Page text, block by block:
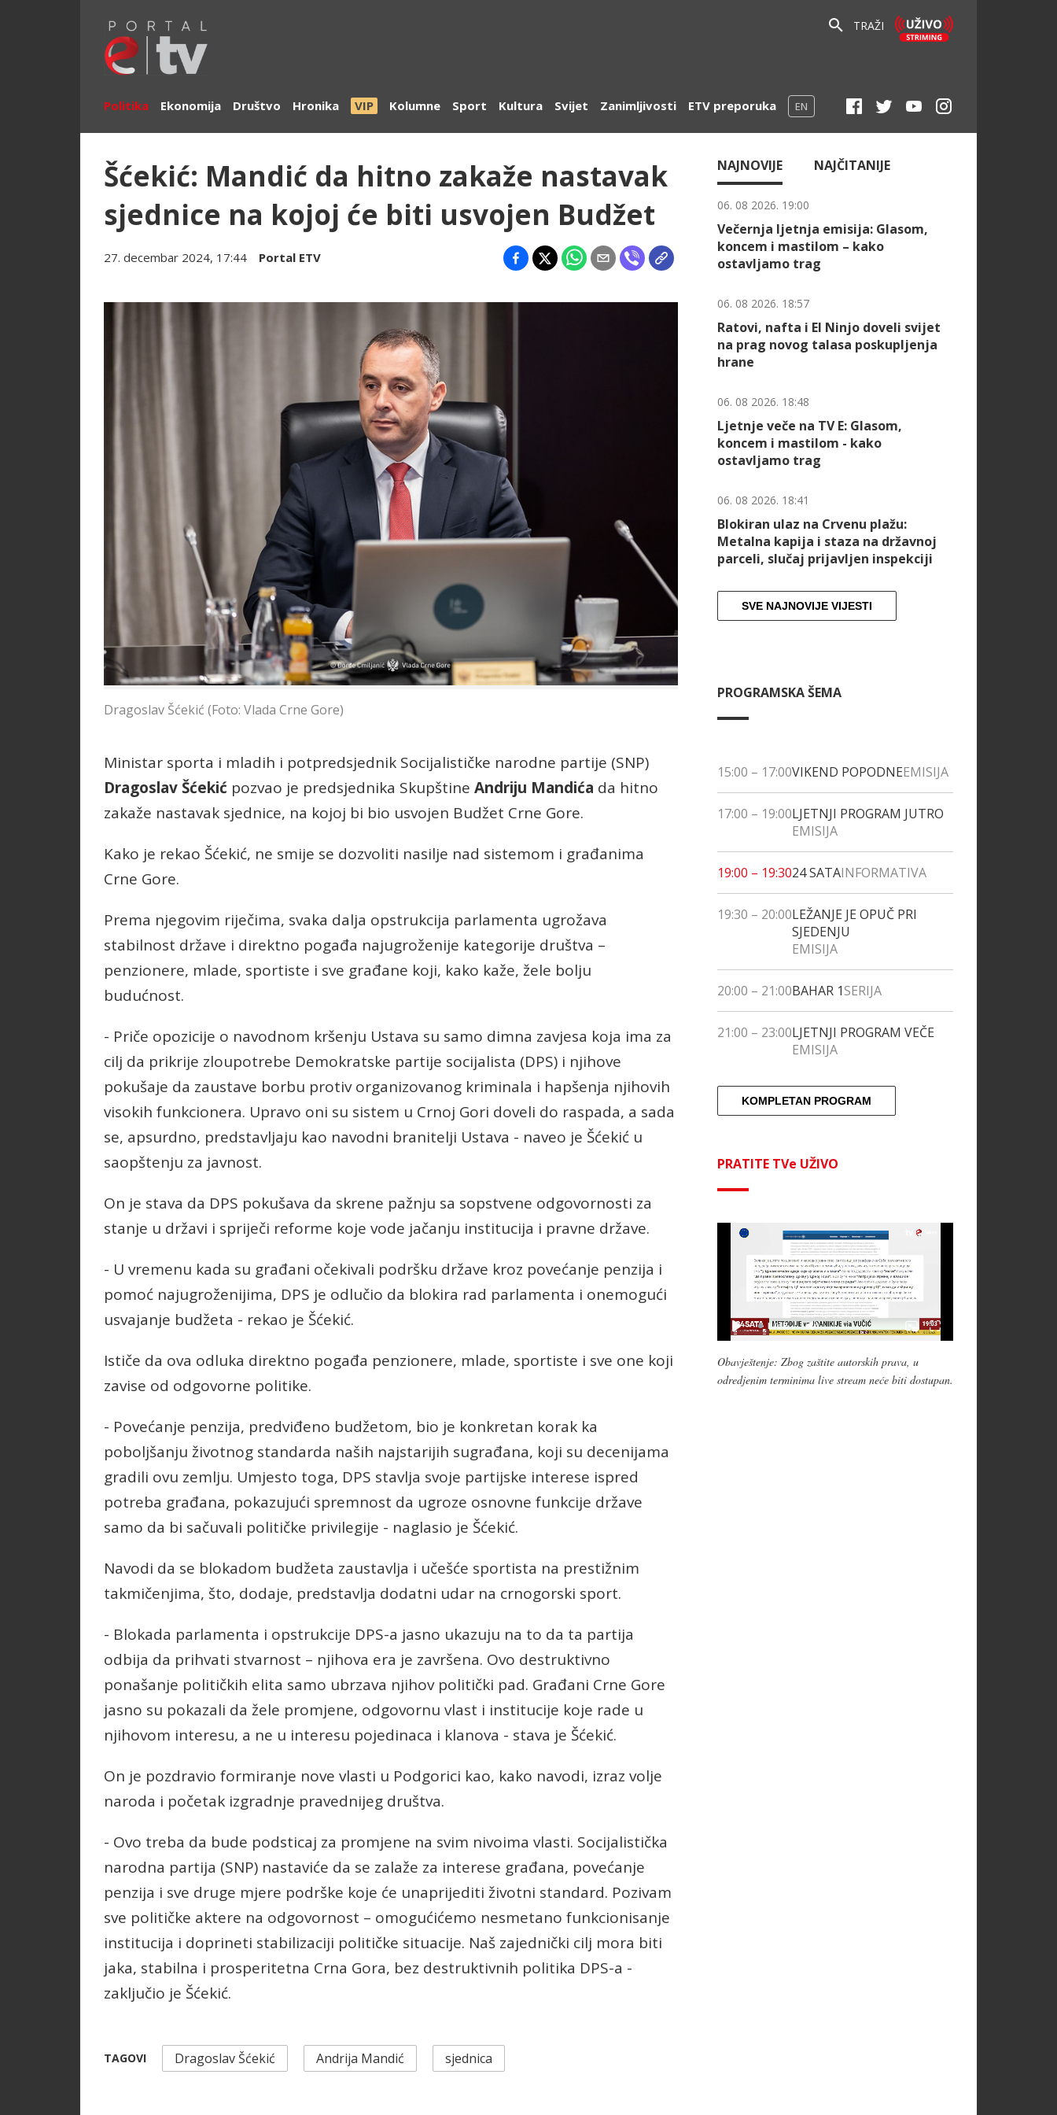
TRAŽI
Politika Ekonomija Društvo Hronika VIP Kolumne Sport Kultura Svijet Zanimljivosti ETV preporuka EN
Šćekić: Mandić da hitno zakaže nastavak
sjednice na kojoj će biti usvojen Budžet
27. decembar 2024, 17:44 Portal ETV
Dragoslav Šćekić (Foto: Vlada Crne Gore)
Ministar sporta i mladih i potpredsjednik Socijalističke narodne partije (SNP)
Dragoslav Šćekić pozvao je predsjednika Skupštine Andriju Mandića da hitno
zakaže nastavak sjednice, na kojoj bi bio usvojen Budžet Crne Gore.
Kako je rekao Šćekić, ne smije se dozvoliti nasilje nad sistemom i građanima
Crne Gore.
Prema njegovim riječima, svaka dalja opstrukcija parlamenta ugrožava
stabilnost države i direktno pogađa najugroženije kategorije društva –
penzionere, mlade, sportiste i sve građane koji, kako kaže, žele bolju
budućnost.
- Priče opozicije o navodnom kršenju Ustava su samo dimna zavjesa koja ima za
cilj da prikrije zloupotrebe Demokratske partije socijalista (DPS) i njihove
pokušaje da zaustave borbu protiv organizovanog kriminala i hapšenja njihovih
visokih funkcionera. Upravo oni su sistem u Crnoj Gori doveli do raspada, a sada
se, apsurdno, predstavljaju kao navodni branitelji Ustava - naveo je Šćekić u
saopštenju za javnost.
On je stava da DPS pokušava da skrene pažnju sa sopstvene odgovornosti za
stanje u državi i spriječi reforme koje vode jačanju institucija i pravne države.
- U vremenu kada su građani očekivali podršku države kroz povećanje penzija i
pomoć najugroženijima, DPS je odlučio da blokira rad parlamenta i onemogući
usvajanje budžeta - rekao je Šćekić.
Ističe da ova odluka direktno pogađa penzionere, mlade, sportiste i sve one koji
zavise od odgovorne politike.
- Povećanje penzija, predviđeno budžetom, bio je konkretan korak ka
poboljšanju životnog standarda naših najstarijih sugrađana, koji su decenijama
gradili ovu zemlju. Umjesto toga, DPS stavlja svoje partijske interese ispred
potreba građana, pokazujući spremnost da ugroze osnovne funkcije države
samo da bi sačuvali političke privilegije - naglasio je Šćekić.
Navodi da se blokadom budžeta zaustavlja i učešće sportista na prestižnim
takmičenjima, što, dodaje, predstavlja dodatni udar na crnogorski sport.
- Blokada parlamenta i opstrukcije DPS-a jasno ukazuju na to da ta partija
odbija da prihvati stvarnost – njihova era je završena. Ovo destruktivno
ponašanje političkih elita samo ubrzava njihov politički pad. Građani Crne Gore
jasno su pokazali da žele promjene, odgovornu vlast i institucije koje rade u
njihovom interesu, a ne u interesu pojedinaca i klanova - stava je Šćekić.
On je pozdravio formiranje nove vlasti u Podgorici kao, kako navodi, izraz volje
naroda i početak izgradnje pravednijeg društva.
- Ovo treba da bude podsticaj za promjene na svim nivoima vlasti. Socijalistička
narodna partija (SNP) nastaviće da se zalaže za interese građana, povećanje
penzija i sve druge mjere podrške koje će unaprijediti životni standard. Pozivam
sve političke aktere na odgovornost – omogućićemo nesmetano funkcionisanje
institucija i doprineti stabilizaciji političke situacije. Naš zajednički cilj mora biti
jaka, stabilna i prosperitetna Crna Gora, bez destruktivnih politika DPS-a -
zaključio je Šćekić.
TAGOVI Dragoslav Šćekić Andrija Mandić sjednica
NAJNOVIJE NAJČITANIJE
06. 08 2026. 19:00
Večernja ljetnja emisija: Glasom,
koncem i mastilom – kako
ostavljamo trag
06. 08 2026. 18:57
Ratovi, nafta i El Ninjo doveli svijet
na prag novog talasa poskupljenja
hrane
06. 08 2026. 18:48
Ljetnje veče na TV E: Glasom,
koncem i mastilom - kako
ostavljamo trag
06. 08 2026. 18:41
Blokiran ulaz na Crvenu plažu:
Metalna kapija i staza na državnoj
parceli, slučaj prijavljen inspekciji
SVE NAJNOVIJE VIJESTI
PROGRAMSKA ŠEMA
15:00 – 17:00VIKEND POPODNEEMISIJA
17:00 – 19:00LJETNJI PROGRAM JUTRO
EMISIJA
19:00 – 19:3024 SATAINFORMATIVA
19:30 – 20:00LEŽANJE JE OPUČ PRI
SJEDENJU
EMISIJA
20:00 – 21:00BAHAR 1SERIJA
21:00 – 23:00LJETNJI PROGRAM VEČE
EMISIJA
KOMPLETAN PROGRAM
PRATITE TVe UŽIVO
Obavještenje: Zbog zaštite autorskih prava, u
odredjenim terminima live stream neće biti dostupan.